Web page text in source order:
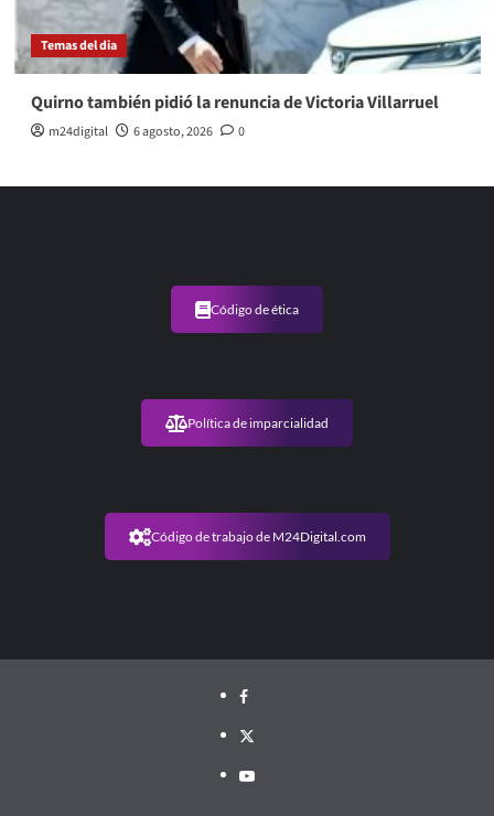
Temas del dia
Quirno también pidió la renuncia de Victoria Villarruel
m24digital 6 agosto, 2026 0
Código de ética
Política de imparcialidad
Código de trabajo de M24Digital.com